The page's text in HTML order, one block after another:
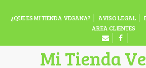
¿QUE ES MI TIENDA VEGANA? AVISO LEGAL
AREA CLIENTES
Mi Tienda